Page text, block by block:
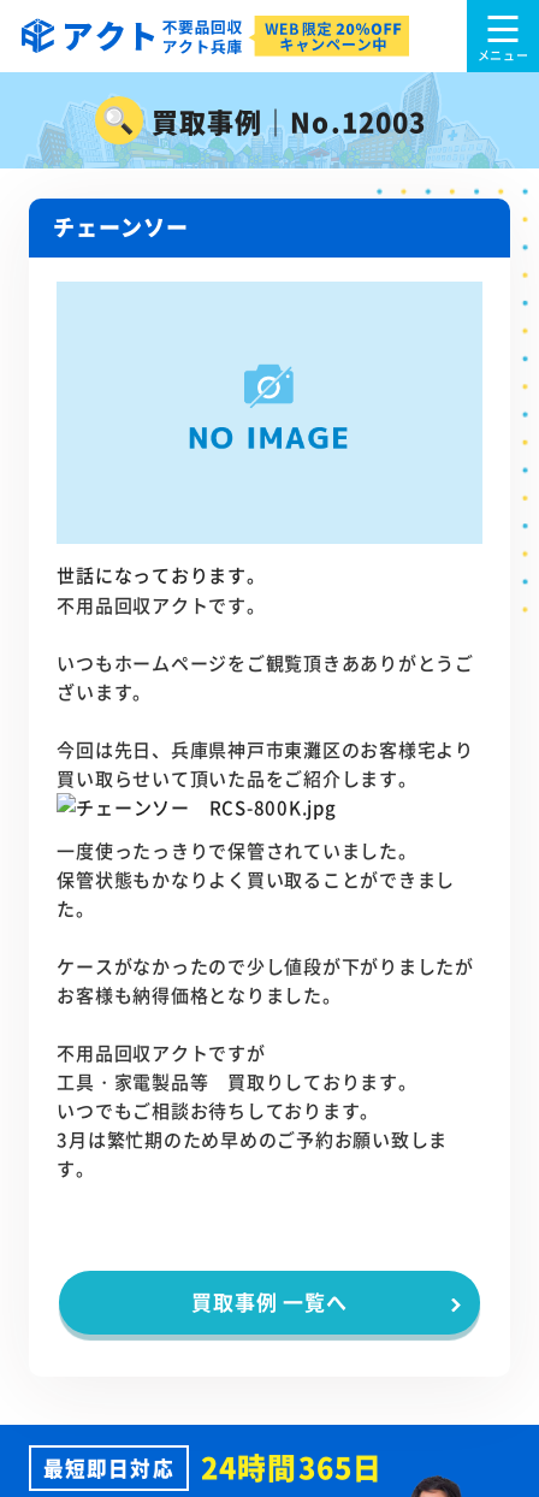
買取事例｜No.12003
チェーンソー
世話になっております。
不用品回収アクトです。
いつもホームページをご観覧頂きあありがとうご
ざいます。
今回は先日、兵庫県神戸市東灘区のお客様宅より
買い取らせいて頂いた品をご紹介します。
一度使ったっきりで保管されていました。
保管状態もかなりよく買い取ることができまし
た。
ケースがなかったので少し値段が下がりましたが
お客様も納得価格となりました。
不用品回収アクトですが
工具・家電製品等 買取りしております。
いつでもご相談お待ちしております。
3月は繁忙期のため早めのご予約お願い致しま
す。
買取事例 一覧へ
最短即日対応
24時間365日